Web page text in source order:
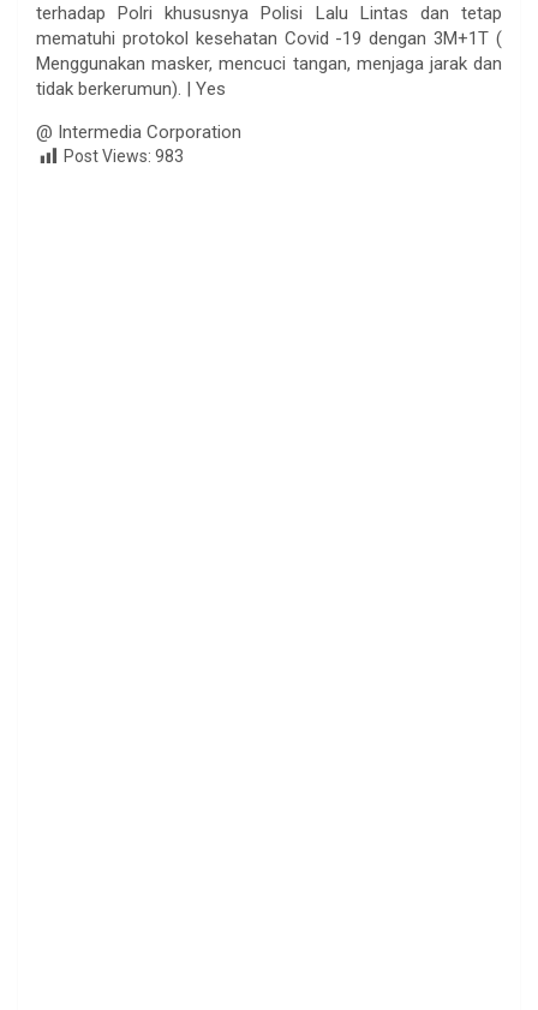
terhadap Polri khususnya Polisi Lalu Lintas dan tetap
mematuhi protokol kesehatan Covid -19 dengan 3M+1T (
Menggunakan masker, mencuci tangan, menjaga jarak dan
tidak berkerumun). | Yes
@ Intermedia Corporation
Post Views: 983